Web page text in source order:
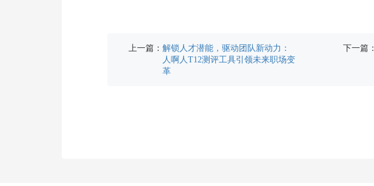
上一篇： 解锁人才潜能，驱动团队新动力：
人啊人T12测评工具引领未来职场变
革
下一篇：